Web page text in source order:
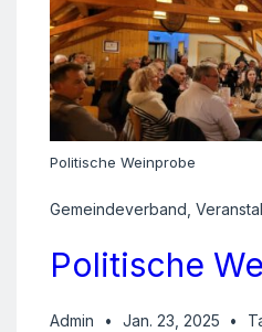
Politische Weinprobe
Gemeindeverband
Politische
Admin Jan. 23, 2025